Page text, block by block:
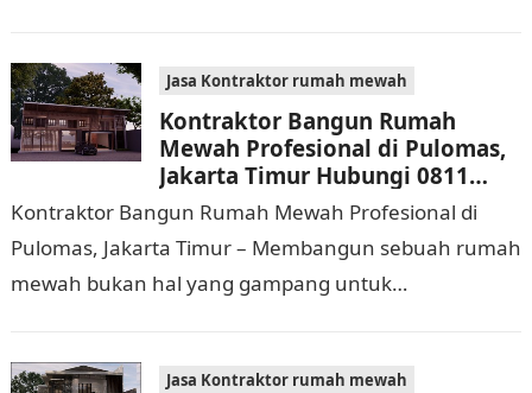
Jasa Kontraktor rumah mewah
Kontraktor Bangun Rumah
Mewah Profesional di Pulomas,
Jakarta Timur Hubungi 0811
9933 588
Kontraktor Bangun Rumah Mewah Profesional di
Pulomas, Jakarta Timur – Membangun sebuah rumah
mewah bukan hal yang gampang untuk
Jasa Kontraktor rumah mewah